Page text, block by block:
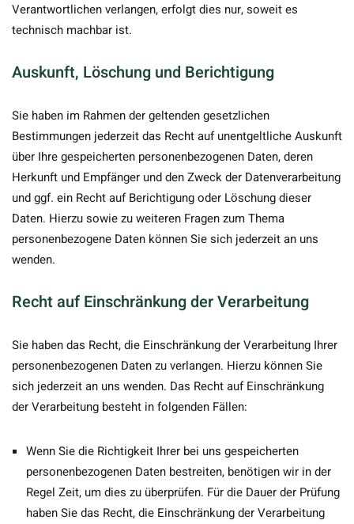
Verantwortlichen verlangen, erfolgt dies nur, soweit es
technisch machbar ist.
Auskunft, Löschung und Berichtigung
Sie haben im Rahmen der geltenden gesetzlichen
Bestimmungen jederzeit das Recht auf unentgeltliche Auskunft
über Ihre gespeicherten personenbezogenen Daten, deren
Herkunft und Empfänger und den Zweck der Datenverarbeitung
und ggf. ein Recht auf Berichtigung oder Löschung dieser
Daten. Hierzu sowie zu weiteren Fragen zum Thema
personenbezogene Daten können Sie sich jederzeit an uns
wenden.
Recht auf Einschränkung der Verarbeitung
Sie haben das Recht, die Einschränkung der Verarbeitung Ihrer
personenbezogenen Daten zu verlangen. Hierzu können Sie
sich jederzeit an uns wenden. Das Recht auf Einschränkung
der Verarbeitung besteht in folgenden Fällen:
Wenn Sie die Richtigkeit Ihrer bei uns gespeicherten
personenbezogenen Daten bestreiten, benötigen wir in der
Regel Zeit, um dies zu überprüfen. Für die Dauer der Prüfung
haben Sie das Recht, die Einschränkung der Verarbeitung